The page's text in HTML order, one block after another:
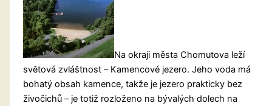
Na okraji města Chomutova leží
světová zvláštnost – Kamencové jezero. Jeho voda má
bohatý obsah kamence, takže je jezero prakticky bez
živočichů – je totiž rozloženo na bývalých dolech na